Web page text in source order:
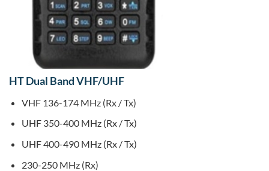
HT Dual Band VHF/UHF
VHF 136-174 MHz (Rx / Tx)
UHF 350-400 MHz (Rx / Tx)
UHF 400-490 MHz (Rx / Tx)
230-250 MHz (Rx)